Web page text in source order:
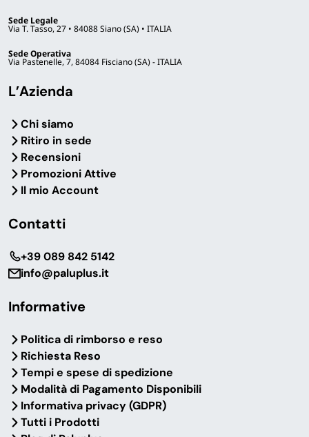
Sede Legale
Via T. Tasso, 27 • 84088 Siano (SA) • ITALIA
Sede Operativa
Via Pastenelle, 7, 84084 Fisciano (SA) - ITALIA
L’Azienda
Chi siamo
Ritiro in sede
Recensioni
Promozioni Attive
Il mio Account
Contatti
‎+39 089 842 5142
info@paluplus.it
Informative
Politica di rimborso e reso
Richiesta Reso
Tempi e spese di spedizione
Modalità di Pagamento Disponibili
Informativa privacy (GDPR)
Tutti i Prodotti